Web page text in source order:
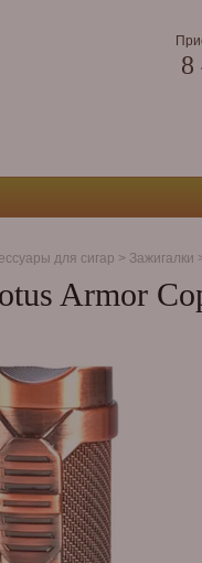
8
для сигар > Зажигалки
Armor